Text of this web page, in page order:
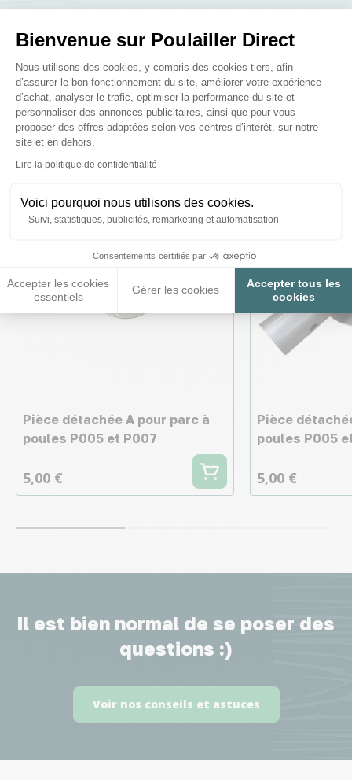
Bienvenue sur Poulailler Direct
Plateforme de Gestion du
Nous utilisons des cookies, y compris des cookies tiers, afin
d’assurer le bon fonctionnement du site, améliorer votre expérience
d’achat, analyser le trafic, optimiser la performance du site et
personnaliser des annonces publicitaires, ainsi que pour vous
proposer des offres adaptées selon vos centres d’intérêt, sur notre
site et en dehors.
Lire la politique de confidentialité
Voici pourquoi nous utilisons des cookies.
Suivi, statistiques, publicités, remarketing et automatisation
Consentements certifiés par
Accepter les cookies
essentiels
Gérer les cookies
Accepter tous les
cookies
Axeptio consent
Ces produits peuvent vous
intéresser
Pièce détachée A pour parc à
poules P005 et P007
5,00 €
Pièce
poules P005
5,00 €
Il est bien normal de se poser des
questions :)
Voir nos conseils et astuces